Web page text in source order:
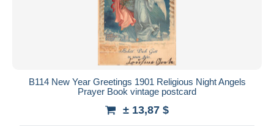
B114 New Year Greetings 1901 Religious Night Angels
Prayer Book vintage postcard
± 13,87 $